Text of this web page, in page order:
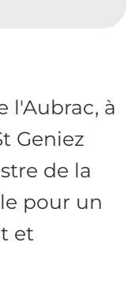
l'Aubrac, à
Geniez
de la
pour un
et